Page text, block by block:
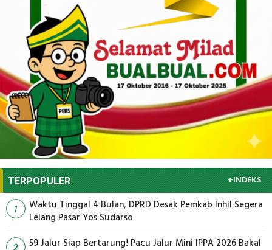
TERPOPULER +INDEKS
1
Waktu Tinggal 4 Bulan, DPRD Desak Pemkab Inhil Segera
Lelang Pasar Yos Sudarso
2
59 Jalur Siap Bertarung! Pacu Jalur Mini IPPA 2026 Bakal